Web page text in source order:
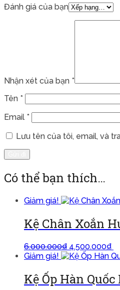
Đánh giá của bạn
Nhận xét của bạn *
Tên *
Email *
Lưu tên của tôi, email, và
Có thể bạn thích…
Giảm giá!
Kệ Chân Xoắn
6.000.000₫ 4.500.000₫
Giảm giá!
Kệ Ốp Hàn